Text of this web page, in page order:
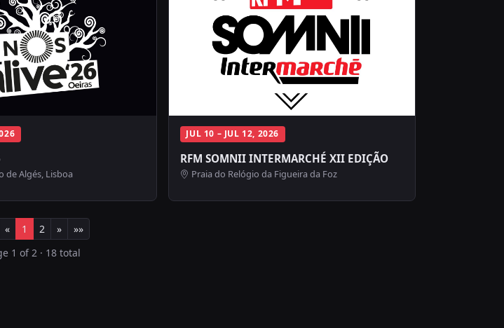
de Algés, Lisboa
JUL 10 – JUL 12, 2026
RFM SOMNII INTERMARCHÉ XII EDIÇÃO
Praia do Relógio da Figueira da Foz
« 1 2 »
»»
1 of 2 · 18 total